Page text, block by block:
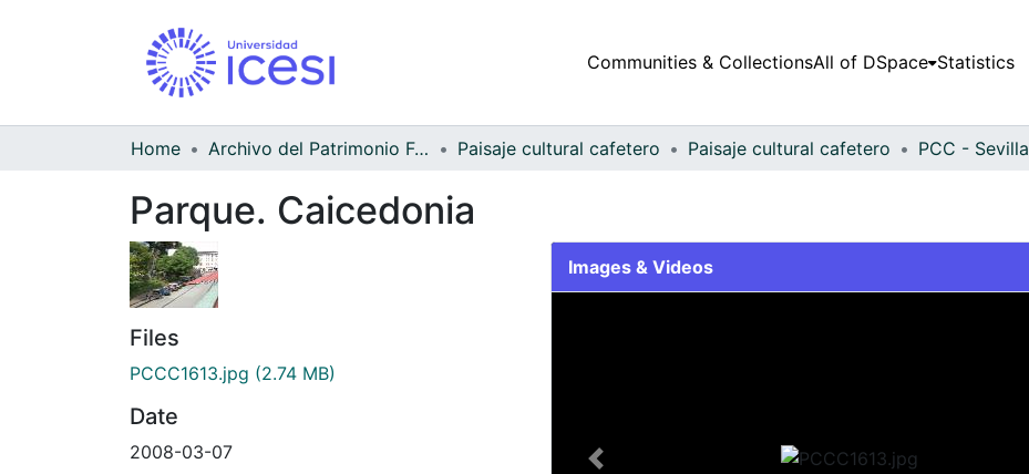
Communities & CollectionsAll of DSpace Statistics
Home Archivo del Patrimonio Fotográfico y Fílmico del Valle del Cauca Paisaje cultural cafetero Paisaje cultural cafetero PCC - Sevilla
Parque. Caicedonia
Files
PCCC1613.jpg (2.74 MB)
Date
2008-03-07
Images & Videos